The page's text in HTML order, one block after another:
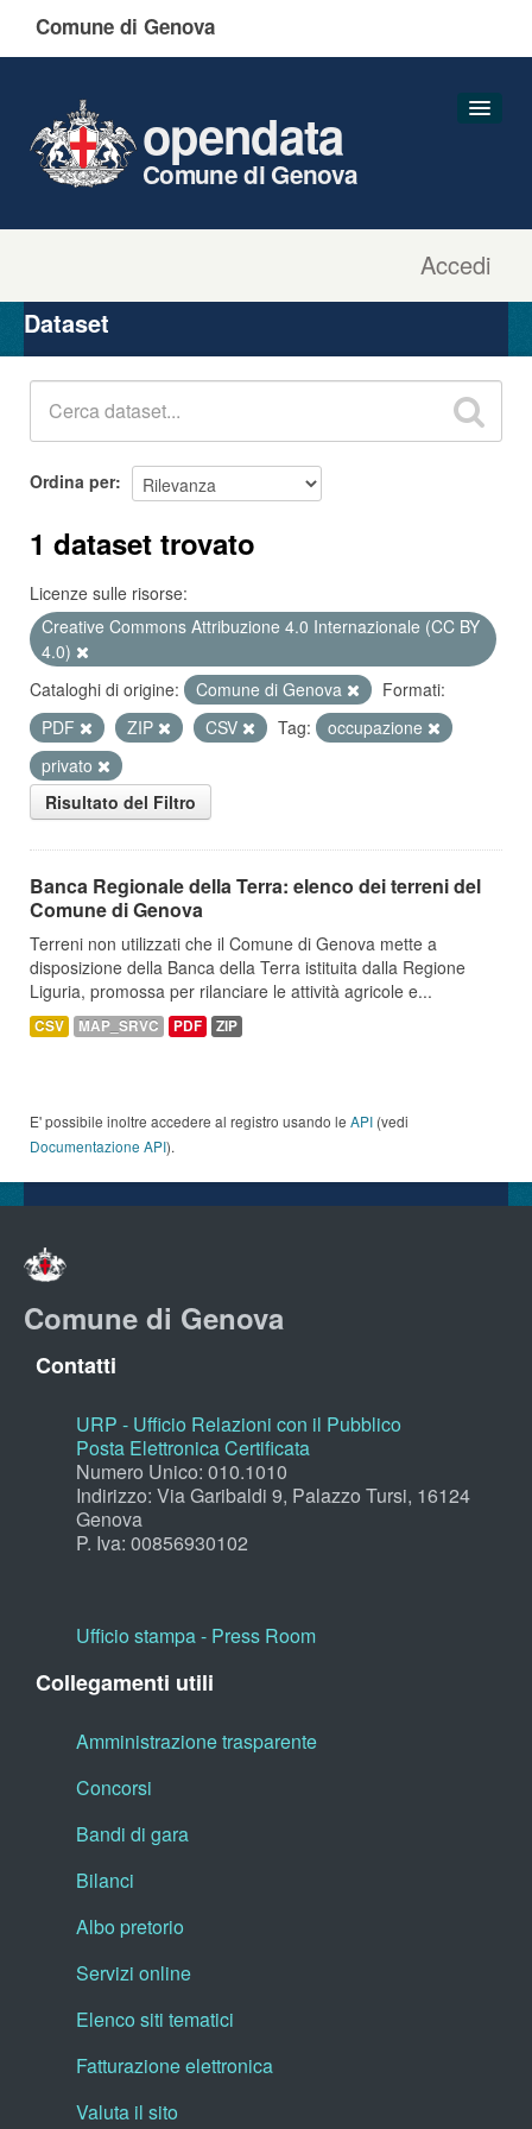
Comune di Genova
Accedi
opendata
Comune di Genova
Organizzazioni
Gruppi
Dataset
Ordina per
1 dataset trovato
Licenze sulle risorse:
Creative Commons Attribuzione 4.0 Internazionale (CC BY
4.0)
Cataloghi di origine:
Comune di Genova
Formati:
PDF
ZIP CSV Tag:
occupazione
privato
Risultato del Filtro
Banca Regionale della Terra: elenco dei terreni del
Comune di Genova
Terreni non utilizzati che il Comune di Genova mette a
disposizione della Banca della Terra istituita dalla Regione
Liguria, promossa per rilanciare le attività agricole e...
CSV MAP_SRVC PDF ZIP
E' possibile inoltre accedere al registro usando le API (vedi
Documentazione API).
Comune di Genova
Contatti
URP - Ufficio Relazioni con il Pubblico
Posta Elettronica Certificata
Numero Unico: 010.1010
Indirizzo: Via Garibaldi 9, Palazzo Tursi, 16124
Genova
P. Iva: 00856930102
Ufficio stampa - Press Room
Collegamenti utili
Amministrazione trasparente
Concorsi
Bandi di gara
Bilanci
Albo pretorio
Servizi online
Elenco siti tematici
Fatturazione elettronica
Valuta il sito